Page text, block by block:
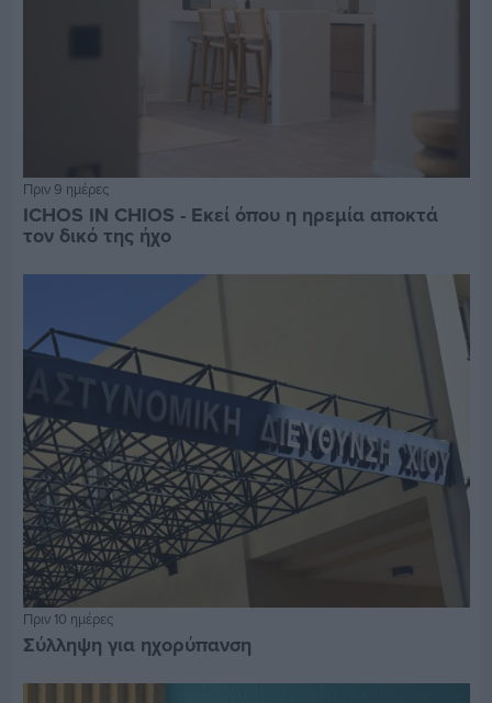
Πριν 9 ημέρες
ICHOS IN CHIOS - Εκεί όπου η ηρεμία αποκτά
τον δικό της ήχο
Πριν 10 ημέρες
Σύλληψη για ηχορύπανση